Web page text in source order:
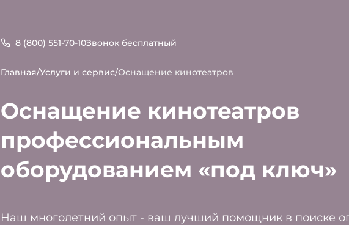
8 (800) 551-70-10Звонок бесплатный
Главная/Услуги и сервис/Оснащение кинотеатров
Оснащение кинотеатров
профессиональным
оборудованием «под ключ»
Наш многолетний опыт - ваш лучший помощник в поиске